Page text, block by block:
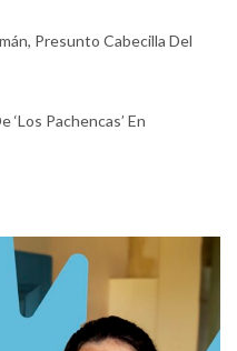
Presunto Cabecilla Del
Pachencas’ En